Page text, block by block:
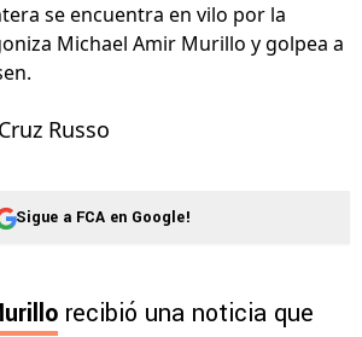
se encuentra en vilo por la
Michael Amir Murillo y golpea a
Russo
Sigue a FCA en Google!
recibió una noticia que